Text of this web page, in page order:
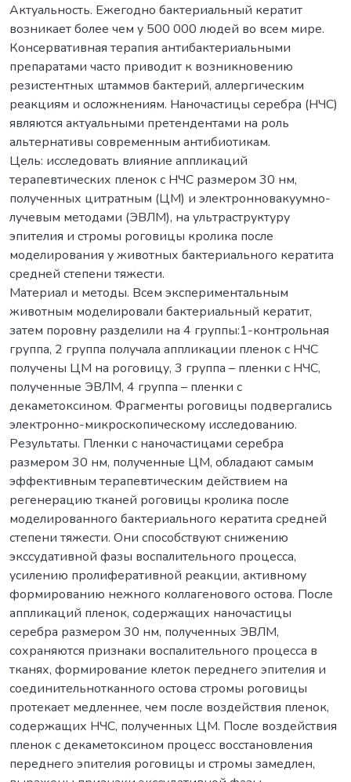
Актуальность. Ежегодно бактериальный кератит
возникает более чем у 500 000 людей во всем мире.
Консервативная терапия антибактериальными
препаратами часто приводит к возникновению
резистентных штаммов бактерий, аллергическим
реакциям и осложнениям. Наночастицы серебра (НЧС)
являются актуальными претендентами на роль
альтернативы современным антибиотикам.
Цель: исследовать влияние аппликаций
терапевтических пленок с НЧС размером 30 нм,
полученных цитратным (ЦМ) и электронновакуумно-
лучевым методами (ЭВЛМ), на ультраструктуру
эпителия и стромы роговицы кролика после
моделирования у животных бактериального кератита
средней степени тяжести.
Материал и методы. Всем экспериментальным
животным моделировали бактериальный кератит,
затем поровну разделили на 4 группы:1-контрольная
группа, 2 группа получала аппликации пленок с НЧС
получены ЦМ на роговицу, 3 группа – пленки с НЧС,
полученные ЭВЛМ, 4 группа – пленки с
декаметоксином. Фрагменты роговицы подвергались
электронно-микроскопическому исследованию.
Результаты. Пленки с наночастицами серебра
размером 30 нм, полученные ЦМ, обладают самым
эффективным терапевтическим действием на
регенерацию тканей роговицы кролика после
моделированного бактериального кератита средней
степени тяжести. Они способствуют снижению
экссудативной фазы воспалительного процесса,
усилению пролиферативной реакции, активному
формированию нежного коллагенового остова. После
аппликаций пленок, содержащих наночастицы
серебра размером 30 нм, полученных ЭВЛМ,
сохраняются признаки воспалительного процесса в
тканях, формирование клеток переднего эпителия и
соединительнотканного остова стромы роговицы
протекает медленнее, чем после воздействия пленок,
содержащих НЧС, полученных ЦМ. После воздействия
пленок с декаметоксином процесс восстановления
переднего эпителия роговицы и стромы замедлен,